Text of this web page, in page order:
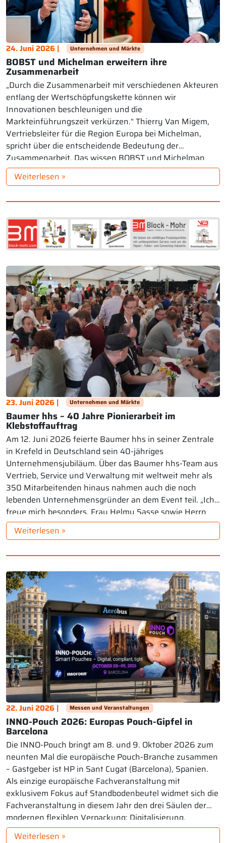
24. Juni 2026 | Unternehmen und Märkte
BOBST und Michelman erweitern ihre
Zusammenarbeit
„Durch die Zusammenarbeit mit verschiedenen Akteuren
entlang der Wertschöpfungskette können wir
Innovationen beschleunigen und die
Markteinführungszeit verkürzen.“ Thierry Van Migem,
Vertriebsleiter für die Region Europa bei Michelman,
spricht über die entscheidende Bedeutung der
Zusammenarbeit. Das wissen BOBST und Michelman
aus eigener Erfahrung nur zu gut, da sie seit über einem
Jahrzehnt eng zusammenarbeiten, um recycelbare […]
Weiterlesen »
23. Juni 2026 | Unternehmen und Märkte
Baumer hhs – 40 Jahre Pionierarbeit im
Klebstoffauftrag
Am 12. Juni 2026 feierte Baumer hhs in seiner Zentrale
in Krefeld in Deutschland sein 40-jähriges
Unternehmensjubiläum. Über das Baumer hhs-Team aus
Vertrieb, Service und Verwaltung mit weltweit mehr als
350 Mitarbeitenden hinaus nahmen auch die noch
lebenden Unternehmensgründer an dem Event teil. „Ich
freue mich besonders, Frau Helmy Sasse sowie Herrn
Fritz Kurandt und […]
Weiterlesen »
22. Juni 2026 | Messen und Veranstaltungen
INNO-Pouch 2026: Europas Pouch-Gipfel in
Barcelona
Die INNO-Pouch bringt am 8. und 9. Oktober 2026 zum
neunten Mal die europäische Pouch-Branche zusammen
– Gastgeber ist HP in Sant Cugat (Barcelona), Spanien.
Als einzige europäische Fachveranstaltung mit
exklusivem Fokus auf Standbodenbeutel widmet sich die
Fachveranstaltung in diesem Jahr den drei Säulen der
modernen flexiblen Verpackung: Digitalisierung,
Konformität und technische Performance – zugleich […]
Weiterlesen »